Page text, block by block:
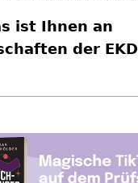
ist Ihnen an
der